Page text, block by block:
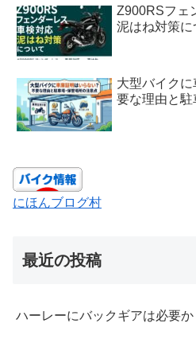
Z900RSフェ
泥はね対策に
大型バイク
要な理由と
にほんブログ村
最近の投稿
ハーレーにバックギアは必要